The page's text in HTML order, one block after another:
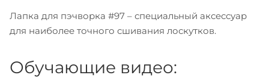
Лапка для пэчворка #97 – специальный аксессуар
для наиболее точного сшивания лоскутков.
Обучающие видео: